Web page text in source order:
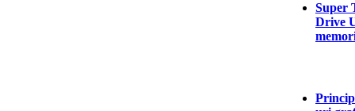
Super
Drive